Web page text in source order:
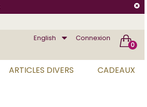
0
Connexion
English
ARTICLES DIVERS CADEAUX